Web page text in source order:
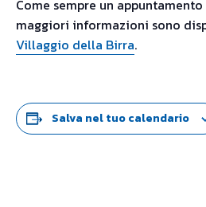
Come sempre un
maggiori informazioni sono
Villaggio della Birra.
Salva nel tuo calendario